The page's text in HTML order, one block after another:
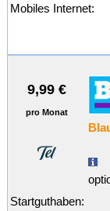
Mobiles Internet:
9,99 €
pro Monat
Startguthaben: